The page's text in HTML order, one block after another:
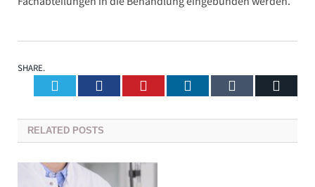
SHARE.
Twitter Facebook Pinterest LinkedIn Tumblr
RELATED POSTS